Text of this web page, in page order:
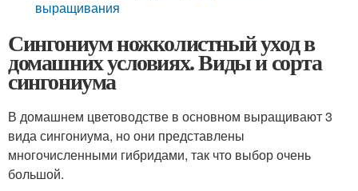
выращивания
Сингониум ножколистный уход в
домашних условиях. Виды и сорта
сингониума
В домашнем цветоводстве в основном выращивают 3
вида сингониума, но они представлены
многочисленными гибридами, так что выбор очень
большой.